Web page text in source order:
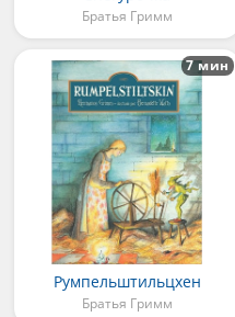
Братья Гримм
Румпельштильцхен
Братья Гримм
7 мин